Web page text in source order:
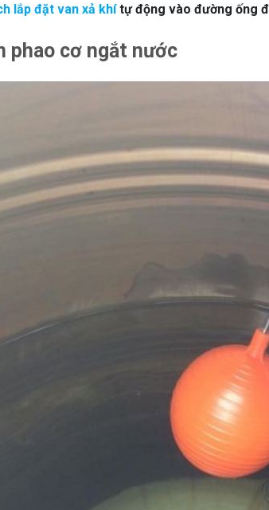
lắp đặt van xả khítự động vào đường ống
phao cơ ngắt nước